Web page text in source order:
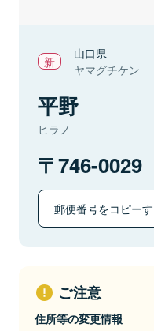
山口県
ヤマグチケン
平野
ヒラノ
746-0029
郵便番号をコピー
ご注意
住所等の変更情報